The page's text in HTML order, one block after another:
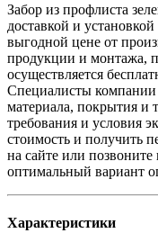
Забор из профлиста
доставкой и
выгодной цене от
продукции и монтажа,
осуществляется
Специалисты
материала, покрытия и
требования и условия
стоимость и получить
на сайте или
оптимальный вариант
Характеристики